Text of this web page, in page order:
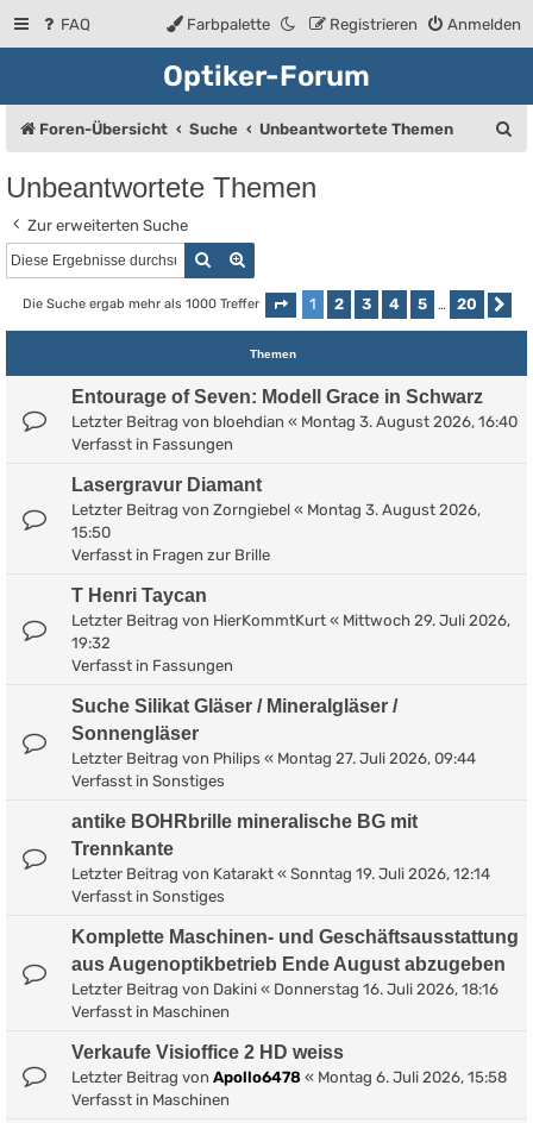
FAQ Anmelden
Registrieren
Farbpalette
Optiker-Forum
Foren-Übersicht Suche Unbeantwortete Themen
Unbeantwortete Themen
Zur erweiterten Suche
Suche
Die Suche ergab mehr als 1000 Treffer Seite 1von 20
1 2 3 4 5 … 20
Themen
Entourage of Seven: Modell Grace in Schwarz
Letzter Beitrag von bloehdian « Montag 3. August 2026, 16:40
Verfasst in Fassungen
Lasergravur Diamant
Letzter Beitrag von Zorngiebel « Montag 3. August 2026,
15:50
Verfasst in Fragen zur Brille
T Henri Taycan
Letzter Beitrag von HierKommtKurt « Mittwoch 29. Juli 2026,
19:32
Verfasst in Fassungen
Suche Silikat Gläser / Mineralgläser /
Sonnengläser
Letzter Beitrag von Philips « Montag 27. Juli 2026, 09:44
Verfasst in Sonstiges
antike BOHRbrille mineralische BG mit
Trennkante
Letzter Beitrag von Katarakt « Sonntag 19. Juli 2026, 12:14
Verfasst in Sonstiges
Komplette Maschinen- und Geschäftsausstattung
aus Augenoptikbetrieb Ende August abzugeben
Letzter Beitrag von Dakini « Donnerstag 16. Juli 2026, 18:16
Verfasst in Maschinen
Verkaufe Visioffice 2 HD weiss
Letzter Beitrag von Apollo6478 « Montag 6. Juli 2026, 15:58
Verfasst in Maschinen